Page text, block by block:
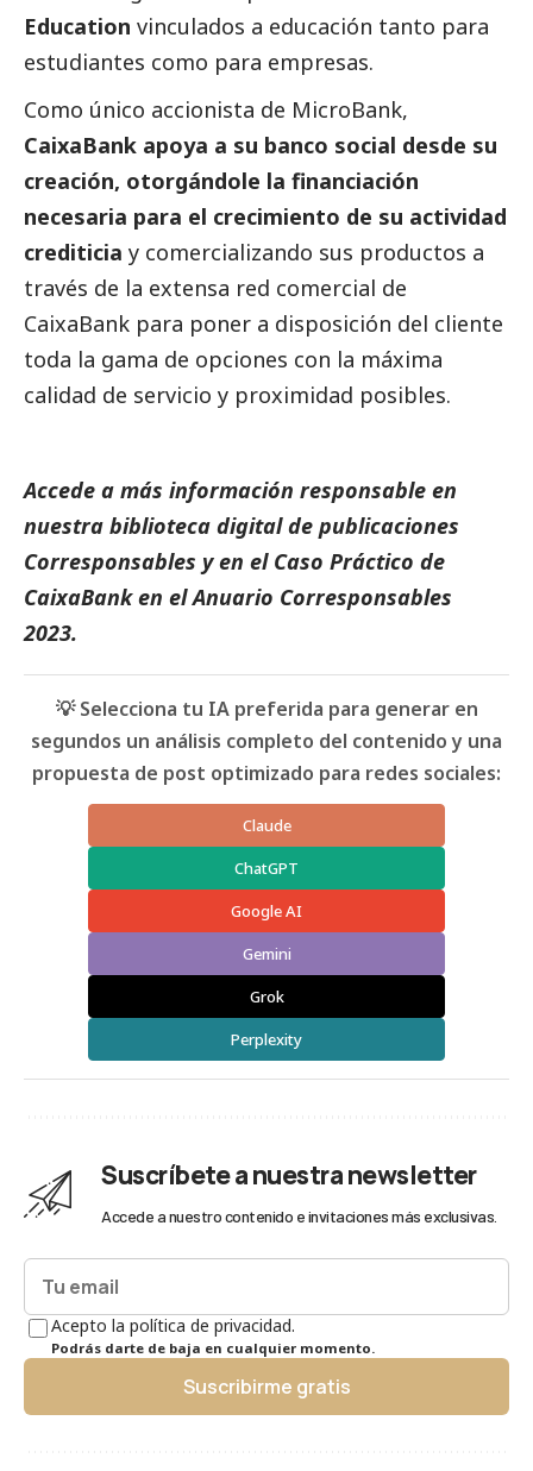
Education vinculados a educación tanto para
estudiantes como para empresas.
Como único accionista de MicroBank,
CaixaBank apoya a su banco social desde su
creación, otorgándole la financiación
necesaria para el crecimiento de su actividad
crediticia y comercializando sus productos a
través de la extensa red comercial de
CaixaBank para poner a disposición del cliente
toda la gama de opciones con la máxima
calidad de servicio y proximidad posibles.
Accede a más información responsable en
nuestra biblioteca digital de publicaciones
Corresponsables y en el Caso Práctico de
CaixaBanken elAnuario Corresponsables
2023.
💡 Selecciona tu IA preferida para generar en
segundos un análisis completo del contenido y una
propuesta de post optimizado para redes sociales:
Claude
ChatGPT
Google AI
Gemini
Grok
Perplexity
Suscríbete a nuestra newsletter
Accede a nuestro contenido e invitaciones más exclusivas.
Acepto la política de privacidad.
Podrás darte de baja en cualquier momento.
Suscribirme gratis